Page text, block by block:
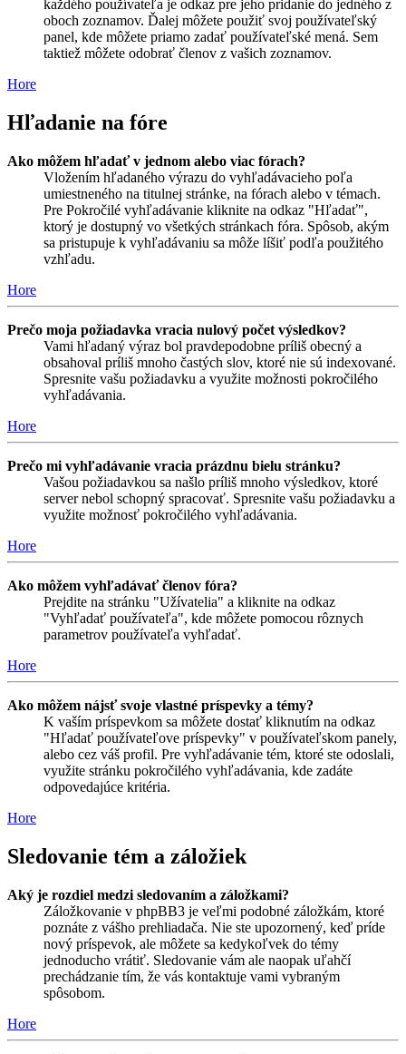
každého používateľa je odkaz pre jeho pridanie do jedného z
oboch zoznamov. Ďalej môžete použiť svoj používateľský
panel, kde môžete priamo zadať používateľské mená. Sem
taktiež môžete odobrať členov z vašich zoznamov.
Hore
Hľadanie na fóre
Ako môžem hľadať v jednom alebo viac fórach?
Vložením hľadaného výrazu do vyhľadávacieho poľa
umiestneného na titulnej stránke, na fórach alebo v témach.
Pre Pokročilé vyhľadávanie kliknite na odkaz "Hľadať",
ktorý je dostupný vo všetkých stránkach fóra. Spôsob, akým
sa pristupuje k vyhľadávaniu sa môže líšiť podľa použitého
vzhľadu.
Hore
Prečo moja požiadavka vracia nulový počet výsledkov?
Vami hľadaný výraz bol pravdepodobne príliš obecný a
obsahoval príliš mnoho častých slov, ktoré nie sú indexované.
Spresnite vašu požiadavku a využite možnosti pokročilého
vyhľadávania.
Hore
Prečo mi vyhľadávanie vracia prázdnu bielu stránku?
Vašou požiadavkou sa našlo príliš mnoho výsledkov, ktoré
server nebol schopný spracovať. Spresnite vašu požiadavku a
využite možnosť pokročilého vyhľadávania.
Hore
Ako môžem vyhľadávať členov fóra?
Prejdite na stránku "Užívatelia" a kliknite na odkaz
"Vyhľadať používateľa", kde môžete pomocou rôznych
parametrov používateľa vyhľadať.
Hore
Ako môžem nájsť svoje vlastné príspevky a témy?
K vaším príspevkom sa môžete dostať kliknutím na odkaz
"Hľadať používateľove príspevky" v používateľskom panely,
alebo cez váš profil. Pre vyhľadávanie tém, ktoré ste odoslali,
využite stránku pokročilého vyhľadávania, kde zadáte
odpovedajúce kritéria.
Hore
Sledovanie tém a záložiek
Aký je rozdiel medzi sledovaním a záložkami?
Záložkovanie v phpBB3 je veľmi podobné záložkám, ktoré
poznáte z vášho prehliadača. Nie ste upozornený, keď príde
nový príspevok, ale môžete sa kedykoľvek do témy
jednoducho vrátiť. Sledovanie vám ale naopak uľahčí
prechádzanie tím, že vás kontaktuje vami vybraným
spôsobom.
Hore